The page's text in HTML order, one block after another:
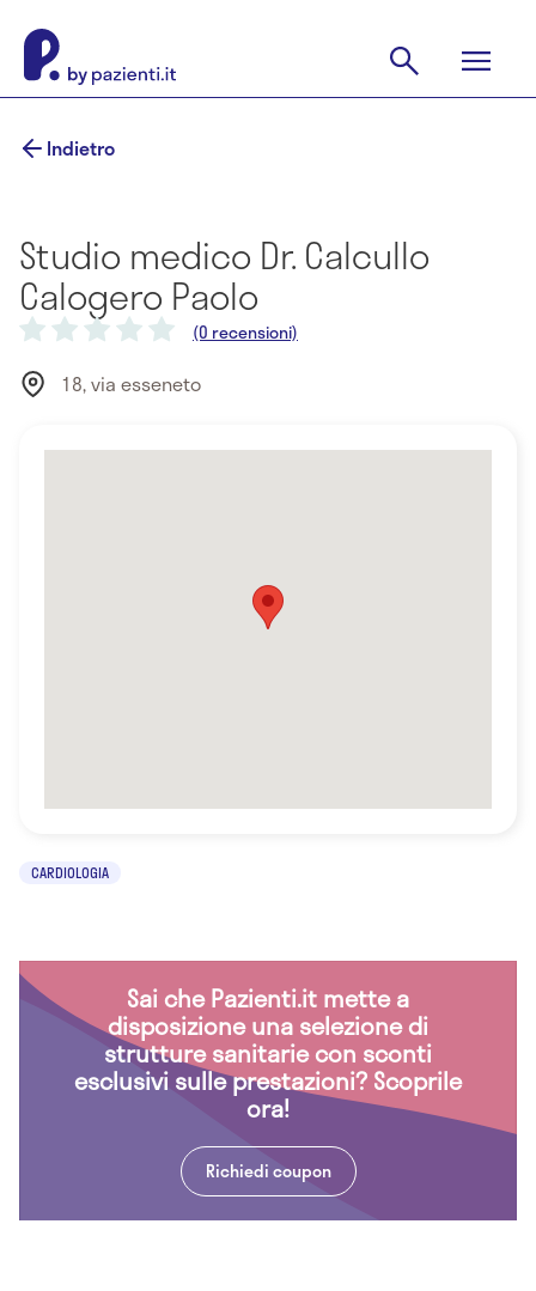
Indietro
Studio medico Dr. Calcullo
Calogero Paolo
(0 recensioni)
18, via esseneto
CARDIOLOGIA
Sai che Pazienti.it mette a
disposizione una selezione di
strutture sanitarie con sconti
esclusivi sulle prestazioni? Scoprile
ora!
Richiedi coupon